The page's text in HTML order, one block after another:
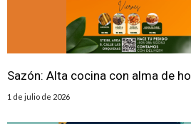
Sazón: Alta cocina con alma de
1 de julio de 2026